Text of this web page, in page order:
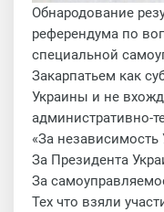
Обнародование
референдума по
специальной
Закарпатьем как
Украины и не
административно-
«За независимость
За Президента
За
Тех что взяли